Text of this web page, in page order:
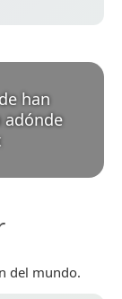
han
adónde
del mundo.